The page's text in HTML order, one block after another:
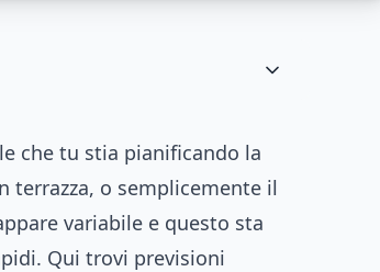
che tu stia pianificando la
terrazza, o semplicemente il
variabile e questo sta
Qui trovi previsioni